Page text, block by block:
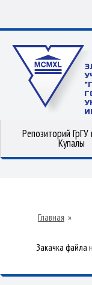
Репозиторий ГрГУ
Купалы
Главная »
Закачка файла